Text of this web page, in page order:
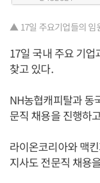
▲ 17일 주요기업들의 임
17일 국내 주요 기
찾고 있다.
NH농협캐피탈과 동
문직 채용을 진행하
라이온코리아와 맥
지사도 전문직 채용